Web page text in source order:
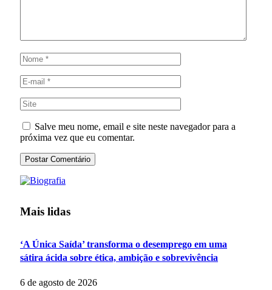
Salve meu nome, email e site neste navegador para a
próxima vez que eu comentar.
Mais lidas
‘A Única Saída’ transforma o desemprego em uma
sátira ácida sobre ética, ambição e sobrevivência
6 de agosto de 2026